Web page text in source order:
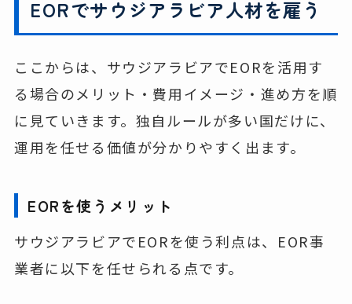
EORでサウジアラビア人材を雇う
ここからは、サウジアラビアでEORを活用す
る場合のメリット・費用イメージ・進め方を順
に見ていきます。独自ルールが多い国だけに、
運用を任せる価値が分かりやすく出ます。
EORを使うメリット
サウジアラビアでEORを使う利点は、EOR事
業者に以下を任せられる点です。